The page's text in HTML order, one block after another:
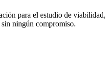
para el estudio de viabilidad,
sin ningún compromiso.